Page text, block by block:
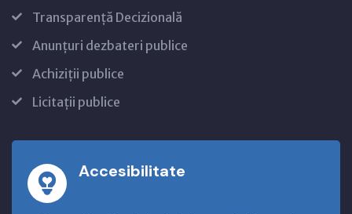
Transparență Decizională
Anunțuri dezbateri publice
Achiziții publice
Licitații publice
Accesibilitate